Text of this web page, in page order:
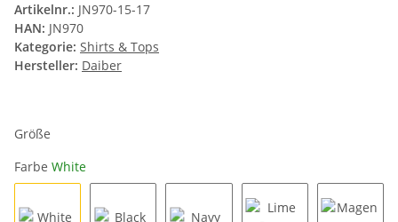
Artikelnr.: JN970-15-17
HAN: JN970
Kategorie: Shirts & Tops
Hersteller: Daiber
Größe
Farbe White